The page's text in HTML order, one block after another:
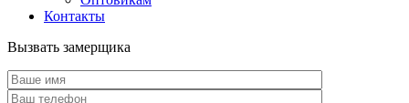
Контакты
Вызвать замерщика